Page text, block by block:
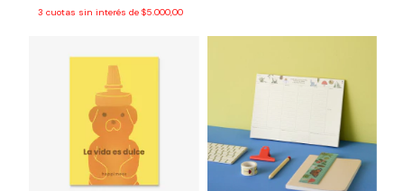
3 cuotas sin interés de $5.000,00